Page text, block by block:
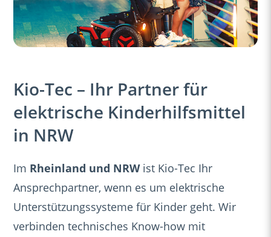
Kio-Tec – Ihr Partner für
elektrische Kinderhilfsmittel
in NRW
Im Rheinland und NRWist Kio-Tec Ihr
Ansprechpartner, wenn es um elektrische
Unterstützungssysteme für Kinder geht. Wir
verbinden technisches Know-how mit
Sie haben Fragen?
Gerne sind wir für Sie da